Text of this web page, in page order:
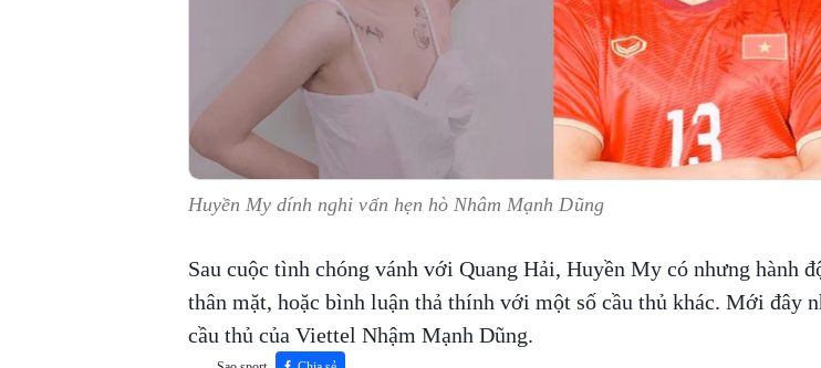
Huyền My dính nghi vấn hẹn hò Nhâm Mạnh Dũng
Sau cuộc tình chóng vánh với Quang Hải, Huyền My có nhưng hành
thân mặt, hoặc bình luận thả thính với một số cầu thủ khác. Mới đây
cầu thủ của Viettel Nhậm Mạnh Dũng.